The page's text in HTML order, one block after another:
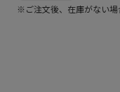
※ご注文後、在庫がない場